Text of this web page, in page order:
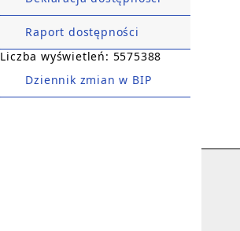
Raport dostępności
Liczba wyświetleń: 5575388
Dziennik zmian w BIP